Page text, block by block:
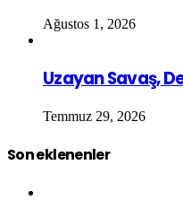
Ağustos 1, 2026
Uzayan Savaş,
Temmuz 29, 2026
Son eklenenler